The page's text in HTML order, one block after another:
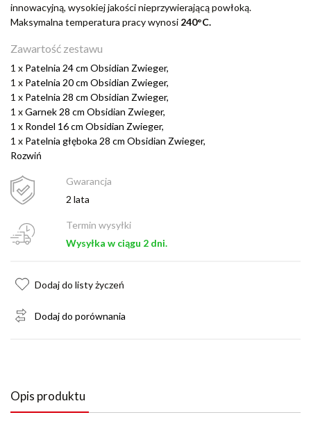
innowacyjną, wysokiej jakości nieprzywierającą powłoką.
Maksymalna temperatura pracy wynosi 240°C.
Zawartość zestawu
1 x Patelnia 24 cm Obsidian Zwieger,
1 x Patelnia 20 cm Obsidian Zwieger,
1 x Patelnia 28 cm Obsidian Zwieger,
1 xGarnek 28 cm Obsidian Zwieger,
1 x Rondel 16 cm Obsidian Zwieger,
1 x Patelnia głęboka 28 cm Obsidian Zwieger,
Rozwiń
Gwarancja
2 lata
Termin wysyłki
Wysyłka w ciągu 2 dni.
Dodaj do listy życzeń
Dodaj do porównania
Opis produktu